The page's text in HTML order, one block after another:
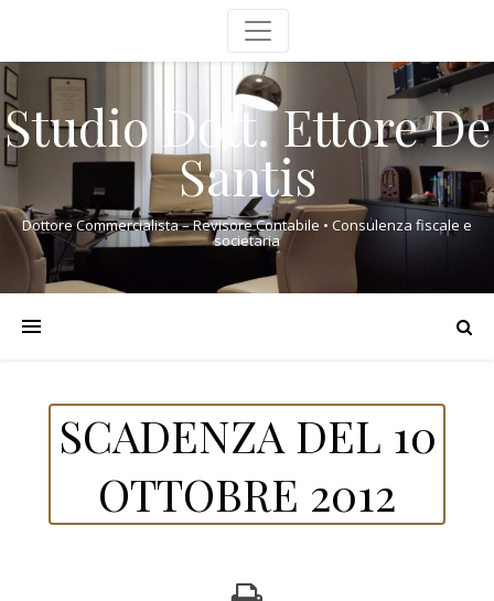
Studio Dott. Ettore De
Santis
Dottore Commercialista – Revisore Contabile • Consulenza fiscale e
societaria
SCADENZA DEL 10
OTTOBRE 2012